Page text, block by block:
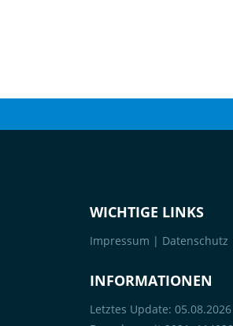
WICHTIGE LINKS
Impressum | Datenschutz
INFORMATIONEN
Letztes Update: 05.08.2026